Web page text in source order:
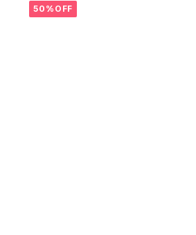
50%OFF